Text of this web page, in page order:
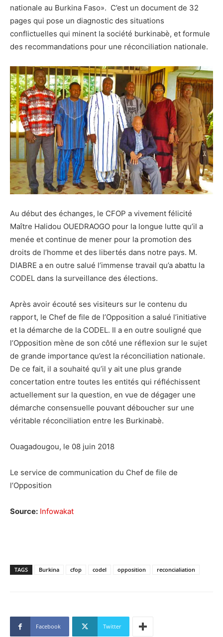
nationale au Burkina Faso». C’est un document de 32
pages qui pose un diagnostic des situations
conflictuelles qui minent la société burkinabè, et formule
des recommandations pour une réconciliation nationale.
Au début des échanges, le CFOP a vivement félicité
Maître Halidou OUEDRAOGO pour la longue lutte qu’il a
menée et continue de mener pour la promotion des
droits de l’homme et des libertés dans notre pays. M.
DIABRE a en outre salué l’immense travail qu’a abattu la
CODEL dans la surveillance des élections.
Après avoir écouté ses visiteurs sur le contenu du
rapport, le Chef de file de l’Opposition a salué l’initiative
et la démarche de la CODEL. Il a en outre souligné que
l’Opposition mène de son côté une réflexion sur le sujet
de grande importance qu’est la réconciliation nationale.
De ce fait, il a souhaité qu’il y ait une plus grande
concertation entre toutes les entités qui réfléchissent
actuellement sur la question, en vue de dégager une
démarche consensuelle pouvant déboucher sur une
véritable réconciliation entre les Burkinabè.
Ouagadougou, le 08 juin 2018
Le service de communication du Chef de file de
l’Opposition
Source: Infowakat
TAGS Burkina cfop codel opposition reconcialiation
Facebook Twitter